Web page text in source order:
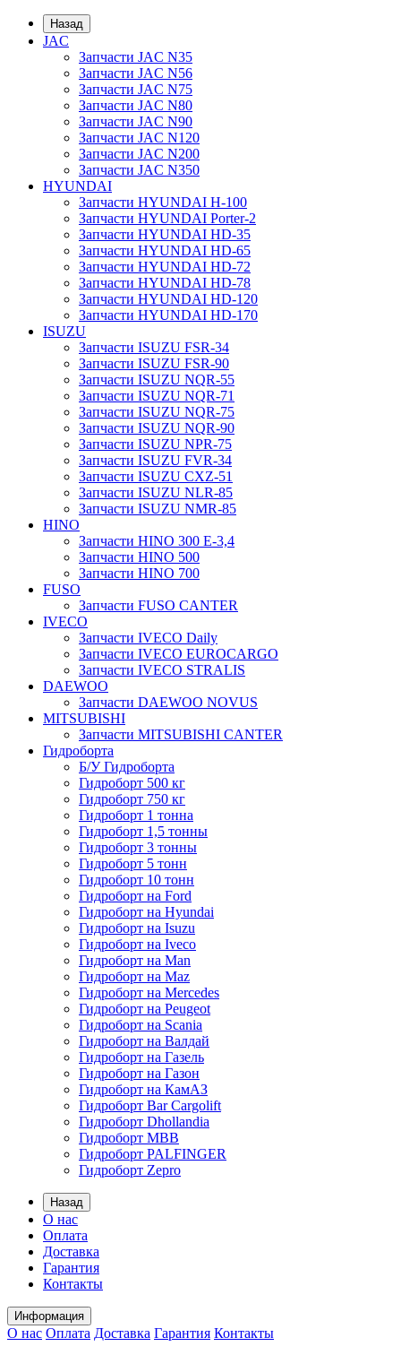
Назад
JAC
Запчасти JAC N35
Запчасти JAC N56
Запчасти JAC N75
Запчасти JAC N80
Запчасти JAC N90
Запчасти JAC N120
Запчасти JAC N200
Запчасти JAC N350
HYUNDAI
Запчасти HYUNDAI H-100
Запчасти HYUNDAI Porter-2
Запчасти HYUNDAI HD-35
Запчасти HYUNDAI HD-65
Запчасти HYUNDAI HD-72
Запчасти HYUNDAI HD-78
Запчасти HYUNDAI HD-120
Запчасти HYUNDAI HD-170
ISUZU
Запчасти ISUZU FSR-34
Запчасти ISUZU FSR-90
Запчасти ISUZU NQR-55
Запчасти ISUZU NQR-71
Запчасти ISUZU NQR-75
Запчасти ISUZU NQR-90
Запчасти ISUZU NPR-75
Запчасти ISUZU FVR-34
Запчасти ISUZU CXZ-51
Запчасти ISUZU NLR-85
Запчасти ISUZU NMR-85
HINO
Запчасти HINO 300 E-3,4
Запчасти HINO 500
Запчасти HINO 700
FUSO
Запчасти FUSO CANTER
IVECO
Запчасти IVECO Daily
Запчасти IVECO EUROCARGO
Запчасти IVECO STRALIS
DAEWOO
Запчасти DAEWOO NOVUS
MITSUBISHI
Запчасти MITSUBISHI CANTER
Гидроборта
Б/У Гидроборта
Гидроборт 500 кг
Гидроборт 750 кг
Гидроборт 1 тонна
Гидроборт 1,5 тонны
Гидроборт 3 тонны
Гидроборт 5 тонн
Гидроборт 10 тонн
Гидроборт на Ford
Гидроборт на Hyundai
Гидроборт на Isuzu
Гидроборт на Iveco
Гидроборт на Man
Гидроборт на Maz
Гидроборт на Mercedes
Гидроборт на Peugeot
Гидроборт на Scania
Гидроборт на Валдай
Гидроборт на Газель
Гидроборт на Газон
Гидроборт на КамАЗ
Гидроборт Bar Cargolift
Гидроборт Dhollandia
Гидроборт MBB
Гидроборт PALFINGER
Гидроборт Zepro
Назад
О нас
Оплата
Доставка
Гарантия
Контакты
Информация
О нас Оплата Доставка Гарантия Контакты